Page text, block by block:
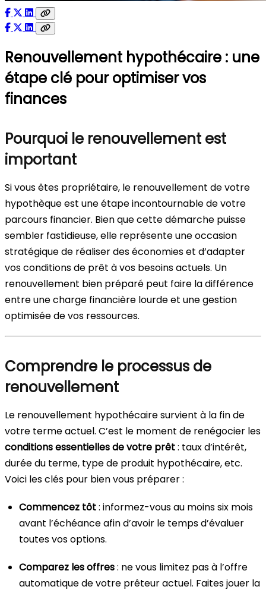
Renouvellement hypothécaire : une
étape clé pour optimiser vos
finances
Pourquoi le renouvellement est
important
Si vous êtes propriétaire, le renouvellement de votre
hypothèque est une étape incontournable de votre
parcours financier. Bien que cette démarche puisse
sembler fastidieuse, elle représente une occasion
stratégique de réaliser des économies et d’adapter
vos conditions de prêt à vos besoins actuels. Un
renouvellement bien préparé peut faire la différence
entre une charge financière lourde et une gestion
optimisée de vos ressources.
Comprendre le processus de
renouvellement
Le renouvellement hypothécaire survient à la fin de
votre terme actuel. C’est le moment de renégocier les
conditions essentielles de votre prêt: taux d’intérêt,
durée du terme, type de produit hypothécaire, etc.
Voici les clés pour bien vous préparer :
Commencez tôt: informez-vous au moins six mois
avant l’échéance afin d’avoir le temps d’évaluer
toutes vos options.
Comparez les offres: ne vous limitez pas à l’offre
automatique de votre prêteur actuel. Faites jouer la